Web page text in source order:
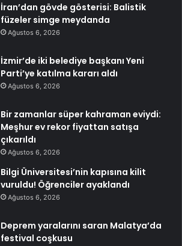
İran’dan gövde gösterisi: Balistik
füzeler simge meydanda
Ağustos 6, 2026
İzmir’de iki belediye başkanı Yeni
Parti’ye katılma kararı aldı
Ağustos 6, 2026
Bir zamanlar süper kahraman eviydi:
Meşhur ev rekor fiyattan satışa
çıkarıldı
Ağustos 6, 2026
Bilgi Üniversitesi’nin kapısına kilit
vuruldu! Öğrenciler ayaklandı
Ağustos 6, 2026
Deprem yaralarını saran Malatya’da
festival coşkusu